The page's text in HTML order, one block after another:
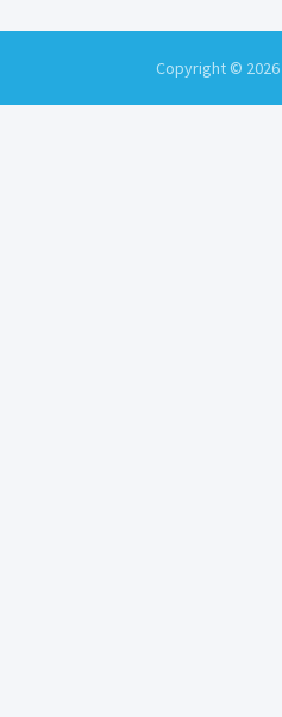
Copyright © 2026